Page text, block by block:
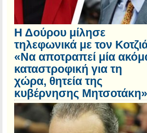
Η Δούρου μίλησε
τηλεφωνικά με τον
«Να αποτραπεί μία
καταστροφική για τη
χώρα, θητεία της
κυβέρνησης Μητσοτάκη»